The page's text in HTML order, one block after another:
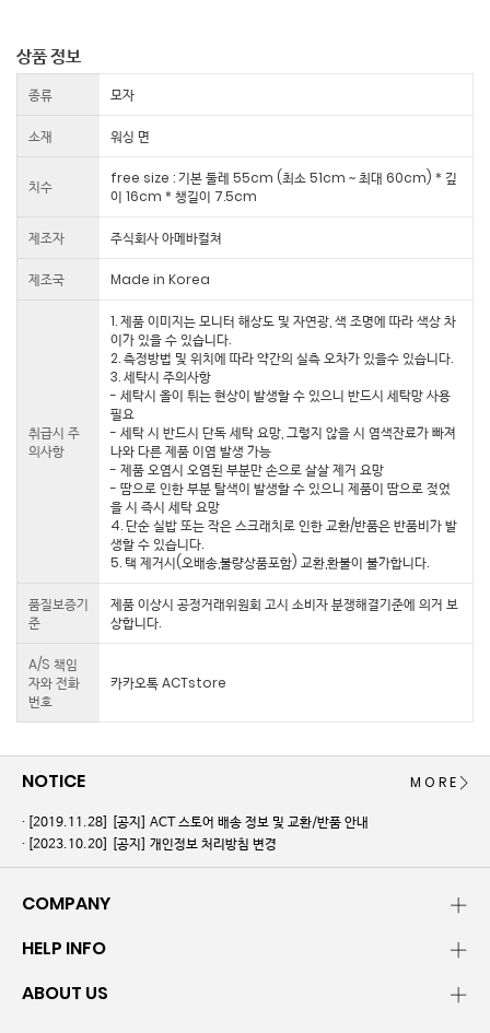
상품 정보
종류 모자
소재 워싱 면
치수
free size : 기본 둘레 55cm (최소 51cm ~ 최대 60cm) * 깊
이 16cm * 챙길이 7.5cm
제조자 주식회사 아메바컬쳐
제조국 Made in Korea
취급시 주
의사항
1. 제품 이미지는 모니터 해상도 및 자연광, 색 조명에 따라 색상 차
이가 있을 수 있습니다.
2. 측정방법 및 위치에 따라 약간의 실측 오차가 있을수 있습니다.
3. 세탁시 주의사항
- 세탁시 올이 튀는 현상이 발생할 수 있으니 반드시 세탁망 사용
필요
- 세탁 시 반드시 단독 세탁 요망, 그렇지 않을 시 염색잔료가 빠져
나와 다른 제품 이염 발생 가능
- 제품 오염시 오염된 부분만 손으로 살살 제거 요망
- 땀으로 인한 부분 탈색이 발생할 수 있으니 제품이 땀으로 젖었
을 시 즉시 세탁 요망
4. 단순 실밥 또는 작은 스크래치로 인한 교환/반품은 반품비가 발
생할 수 있습니다.
5. 택 제거시(오배송,불량상품포함) 교환,환불이 불가합니다.
품질보증기
준
제품 이상시 공정거래위원회 고시 소비자 분쟁해결기준에 의거 보
상합니다.
A/S 책임
자와 전화
번호
카카오톡 ACTstore
NOTICE
[2019.11.28]
[공지] ACT 스토어 배송 정보 및 교환/반품 안내
[2023.10.20]
[공지] 개인정보 처리방침 변경
MORE
COMPANY
HELP INFO
ABOUT US